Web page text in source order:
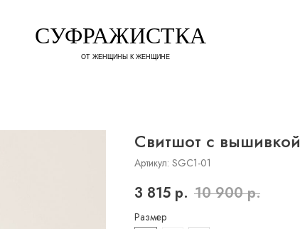
СУФРАЖИСТКА
ОТ ЖЕНЩИНЫ К ЖЕНЩИНЕ
Свитшот с вышивкой
Артикул: SGC1-01
3 815 р. 10 900 р.
Размер